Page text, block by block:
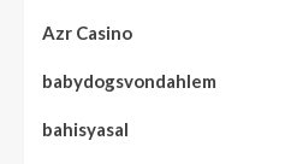
Azr Casino
babydogsvondahlem
bahisyasal